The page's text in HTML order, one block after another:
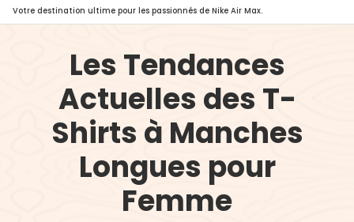
Votre destination ultime pour les passionnés de Nike Air Max.
Les Tendances
Actuelles des T-
Shirts à Manches
Longues pour
Femme